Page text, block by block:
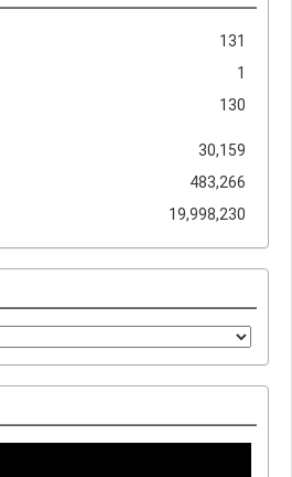
131
1
130
30,159
483,266
19,998,230